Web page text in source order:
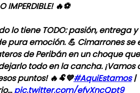
IMPERDIBLE! 🔥⚽
lo tiene TODO: pasión, entrega y
pura emoción. 💪 Cimarrones se
de Peribán en un choque que
todo en la cancha. ¡Vamos
puntos! 🔥🐏💙#AquiEstamos|
pic.twitter.com/efvXncQpt9